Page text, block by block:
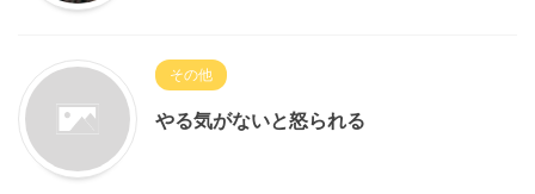
その他
やる気がないと怒られる